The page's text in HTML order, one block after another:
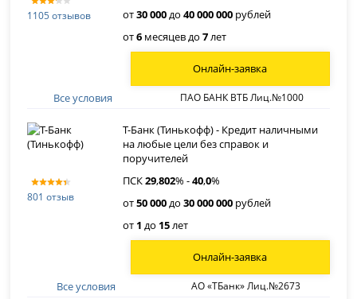
1105 отзывов
от30 000до40 000 000 рублей
от6 месяцев до7лет
Все условия ПАО БАНК ВТБ Лиц.№1000
Онлайн-заявка
801 отзыв
Т-Банк (Тинькофф) - Кредит наличными
на любые цели без справок и
поручителей
ПСК29,802% -40,0%
от50 000до30 000 000 рублей
от 1 до 15лет
Все условия АО «ТБанк» Лиц.№2673
Онлайн-заявка